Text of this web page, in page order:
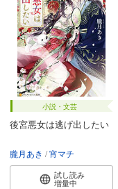
小説・文芸
後宮悪女は逃げ出したい
朧月あき 宵マチ
試し読み
増量中